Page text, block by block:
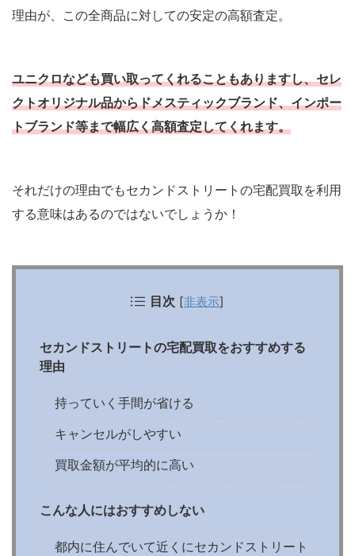
理由が、この全商品に対しての安定の高額査定。
ユニクロなども買い取ってくれることもありますし、セレ
クトオリジナル品からドメスティックブランド、インポー
トブランド等まで幅広く高額査定してくれます。
それだけの理由でもセカンドストリートの宅配買取を利用
する意味はあるのではないでしょうか！
目次 [非表示]
セカンドストリートの宅配買取をおすすめする
理由
持っていく手間が省ける
キャンセルがしやすい
買取金額が平均的に高い
こんな人にはおすすめしない
都内に住んでいて近くにセカンドストリート